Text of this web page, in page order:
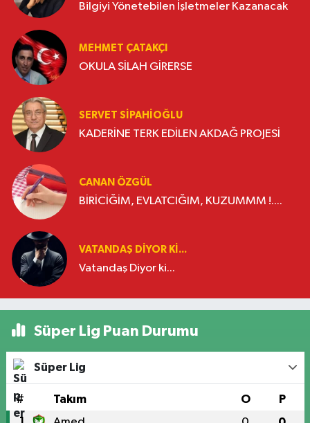
Bilgiyi Yönetebilen İşletmeler Kazanacak
MEHMET ÇATAKÇI
OKULA SİLAH GİRERSE
SERVET SİPAHİOĞLU
KADERİNE TERK EDİLEN AKDAĞ PROJESİ
CANAN ÖZGÜL
BİRİCİĞİM, EVLATCIĞIM, KUZUMMM !....
VATANDAŞ DIYOR KI...
Vatandaş Diyor ki...
Süper Lig Puan Durumu
Süper Lig
# Takım O P